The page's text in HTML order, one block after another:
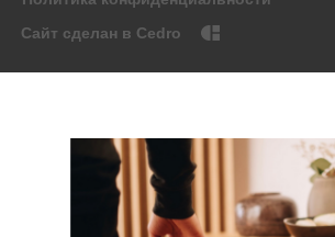
Сайт сделан в Cedro